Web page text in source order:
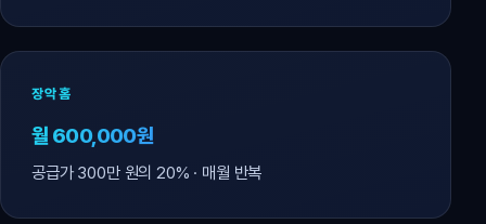
장악홈
월 600,000원
공급가 300만 원의 20% · 매월 반복